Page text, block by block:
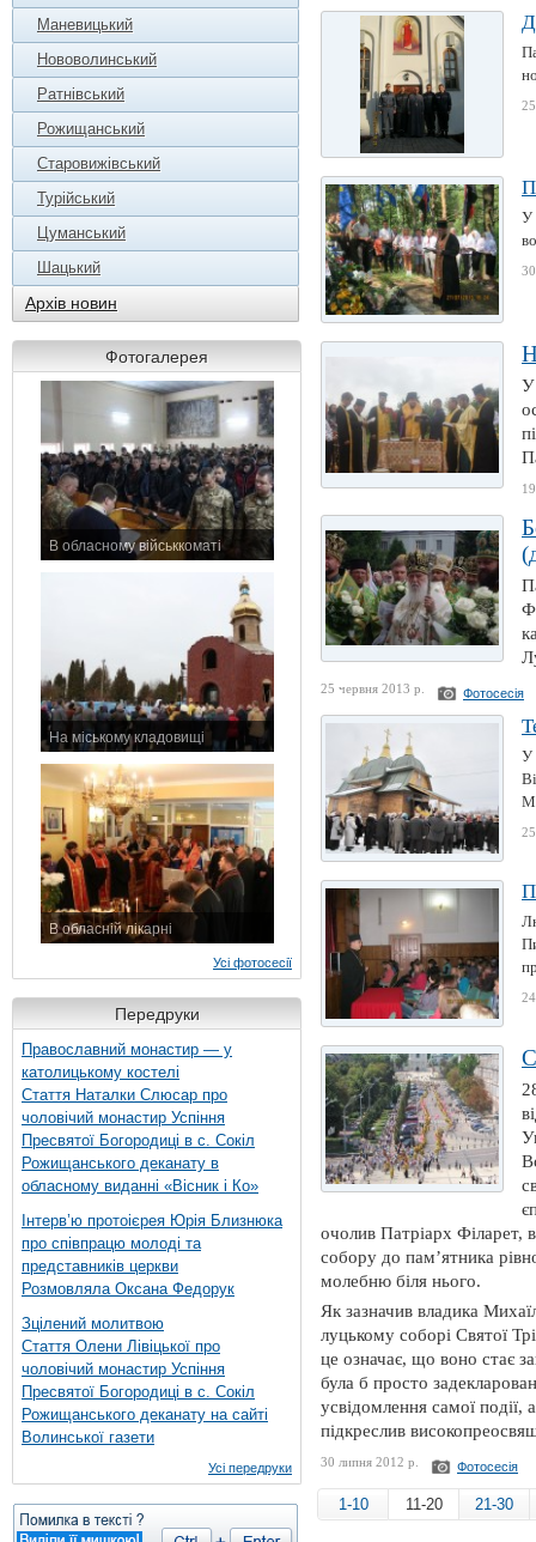
Маневицький
Нововолинський
Ратнівський
Рожищанський
Старовижівський
Турійський
Цуманський
Шацький
Архів новин
Фотогалерея
В обласному військкоматі
На міському кладовищі
В обласній лікарні
Усі фотосесії
Передруки
Православний монастир — у
католицькому костелі
Стаття Наталки Слюсар про
чоловічий монастир Успіння
Пресвятої Богородиці в с. Сокіл
Рожищанського деканату в
обласному виданні «Вісник і Ко»
Інтерв’ю протоієрея Юрія Близнюка
про співпрацю молоді та
представників церкви
Розмовляла Оксана Федорук
Зцілений молитвою
Стаття Олени Лівіцької про
чоловічий монастир Успіння
Пресвятої Богородиці в с. Сокіл
Рожищанського деканату на сайті
Волинської газети
Усі передруки
У
У
25 червня 2013 р. Фотосесія
У
очолив Патріарх Філарет,
собору до пам’ятника
молебню біля нього.
Як зазначив владика
луцькому соборі Святої
це означає, що воно стає
була б просто
усвідомлення самої
підкреслив
30 липня 2012 р. Фотосесія
1-10 11-20 21-30